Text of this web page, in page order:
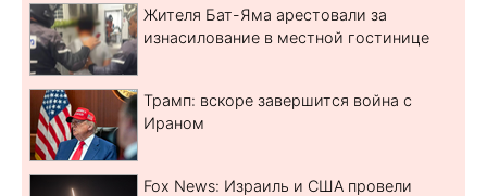
Жителя Бат-Яма арестовали за
изнасилование в местной гостинице
Трамп: вскоре завершится война с
Ираном
Fox News: Израиль и США провели